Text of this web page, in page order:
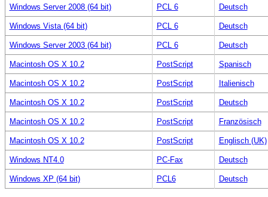
Windows Server 2008 (64 bit) PCL 6 Deutsch
Windows Vista (64 bit) PCL 6 Deutsch
Windows Server 2003 (64 bit) PCL 6 Deutsch
Macintosh OS X 10.2 PostScript Spanisch
Macintosh OS X 10.2 PostScript Italienisch
Macintosh OS X 10.2 PostScript Deutsch
Macintosh OS X 10.2 PostScript Französisch
Macintosh OS X 10.2 PostScript Englisch (UK)
Windows NT4.0 PC-Fax Deutsch
Windows XP (64 bit) PCL6 Deutsch